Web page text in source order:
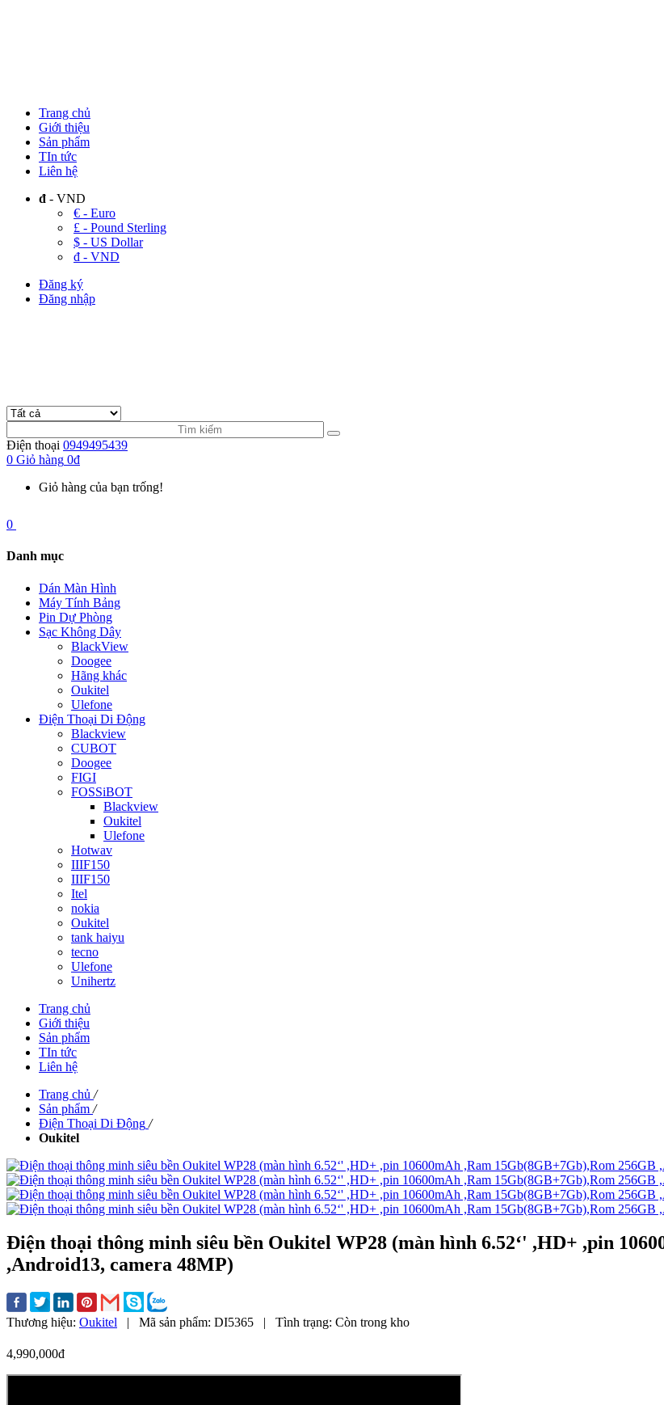
Trang chủ
Giới thiệu
Sản phẩm
TIn tức
Liên hệ
đ - VND
€ - Euro
£ - Pound Sterling
$ - US Dollar
đ - VND
Đăng ký
Đăng nhập
Điện thoại 0949495439
0 Giỏ hàng 0đ
Giỏ hàng của bạn trống!
0
Danh mục
Dán Màn Hình
Máy Tính Bảng
Pin Dự Phòng
Sạc Không Dây
BlackView
Doogee
Hãng khác
Oukitel
Ulefone
Điện Thoại Di Động
Blackview
CUBOT
Doogee
FIGI
FOSSiBOT
Blackview
Oukitel
Ulefone
Hotwav
IIIF150
IIIF150
Itel
nokia
Oukitel
tank haiyu
tecno
Ulefone
Unihertz
Trang chủ
Giới thiệu
Sản phẩm
TIn tức
Liên hệ
Trang chủ /
Sản phẩm /
Điện Thoại Di Động /
Oukitel
Điện thoại thông minh siêu bền Oukitel WP28 (màn hình 6.52‘' ,HD+ ,pin
,Android13, camera 48MP)
Thương hiệu: Oukitel | Mã sản phẩm: DI5365 | Tình trạng: Còn trong kho
4,990,000đ